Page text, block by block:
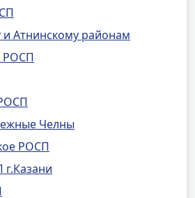
Атнинскому районам
РОСП
Челны
РОСП